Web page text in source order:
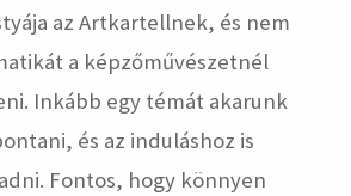
az Artkartellnek, és nem
a képzőművészetnél
Inkább egy témát akarunk
és az induláshoz is
Fontos, hogy könnyen